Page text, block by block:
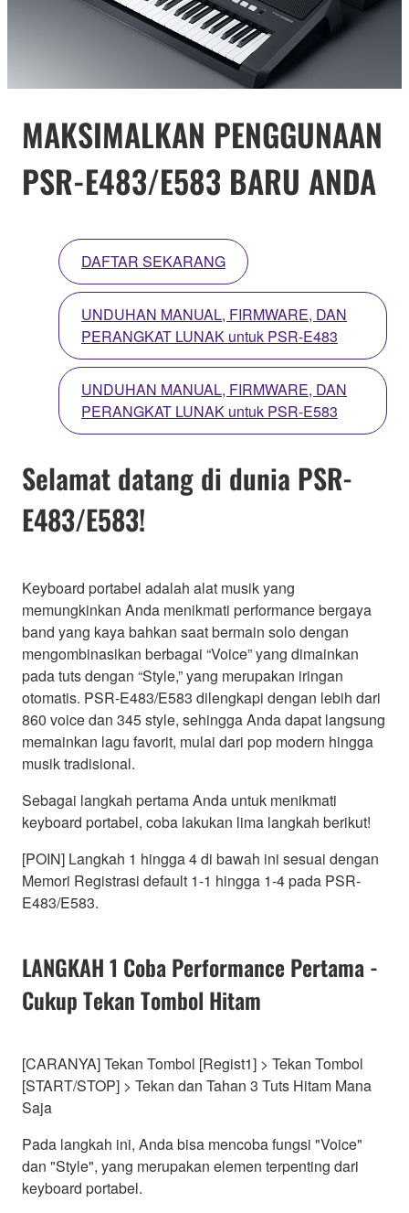
MAKSIMALKAN PENGGUNAAN
PSR-E483/E583 BARU ANDA
DAFTAR SEKARANG
UNDUHAN MANUAL, FIRMWARE, DAN
PERANGKAT LUNAK untuk PSR-E483
UNDUHAN MANUAL, FIRMWARE, DAN
PERANGKAT LUNAK untuk PSR-E583
Selamat datang di dunia PSR-
E483/E583!
Keyboard portabel adalah alat musik yang
memungkinkan Anda menikmati performance bergaya
band yang kaya bahkan saat bermain solo dengan
mengombinasikan berbagai “Voice” yang dimainkan
pada tuts dengan “Style,” yang merupakan iringan
otomatis. PSR-E483/E583 dilengkapi dengan lebih dari
860 voice dan 345 style, sehingga Anda dapat langsung
memainkan lagu favorit, mulai dari pop modern hingga
musik tradisional.
Sebagai langkah pertama Anda untuk menikmati
keyboard portabel, coba lakukan lima langkah berikut!
[POIN] Langkah 1 hingga 4 di bawah ini sesuai dengan
Memori Registrasi default 1-1 hingga 1-4 pada PSR-
E483/E583.
LANGKAH 1 Coba Performance Pertama -
Cukup Tekan Tombol Hitam
[CARANYA] Tekan Tombol [Regist1] > Tekan Tombol
[START/STOP] > Tekan dan Tahan 3 Tuts Hitam Mana
Saja
Pada langkah ini, Anda bisa mencoba fungsi "Voice"
dan "Style", yang merupakan elemen terpenting dari
keyboard portabel.